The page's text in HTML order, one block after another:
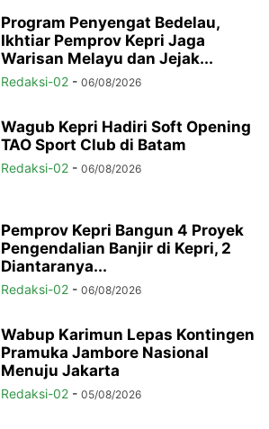
Program Penyengat Bedelau,
Ikhtiar Pemprov Kepri Jaga
Warisan Melayu dan Jejak...
Redaksi-02 - 06/08/2026
Wagub Kepri Hadiri Soft Opening
TAO Sport Club di Batam
Redaksi-02 - 06/08/2026
Pemprov Kepri Bangun 4 Proyek
Pengendalian Banjir di Kepri, 2
Diantaranya...
Redaksi-02 - 06/08/2026
Wabup Karimun Lepas Kontingen
Pramuka Jambore Nasional
Menuju Jakarta
Redaksi-02 - 05/08/2026